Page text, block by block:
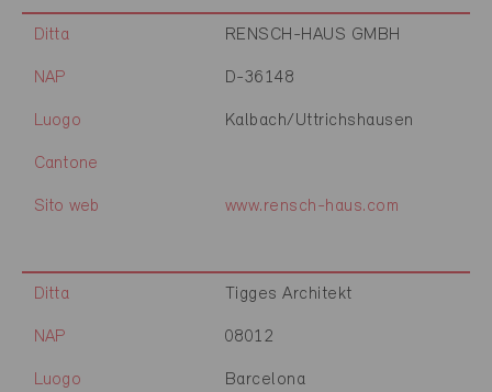
Ditta RENSCH-HAUS GMBH
NAP D-36148
Luogo Kalbach/Uttrichshausen
Cantone
Sito web www.rensch-haus.com
Ditta Tigges Architekt
NAP 08012
Luogo Barcelona